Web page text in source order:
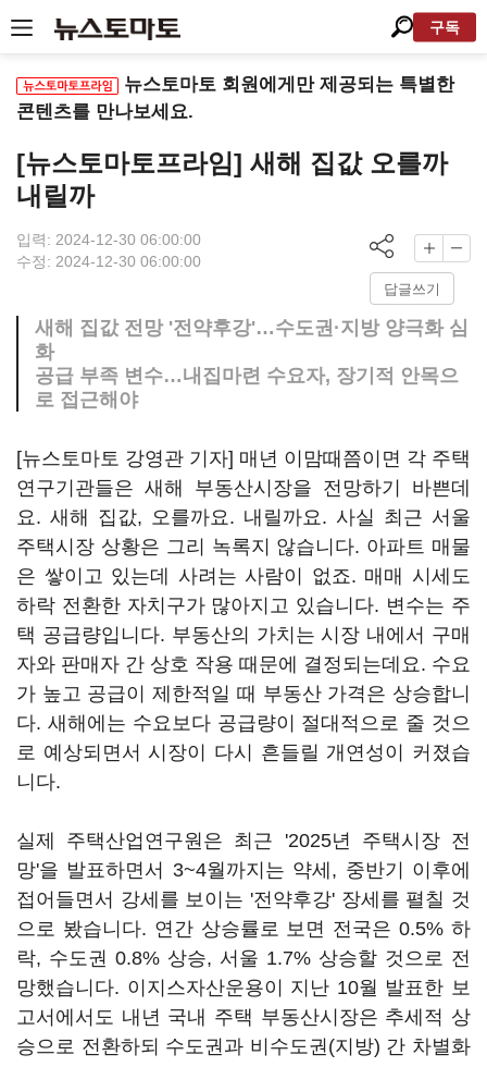
구독
뉴스토마토 회원에게만 제공되는 특별한
콘텐츠를 만나보세요.
[뉴스토마토프라임] 새해 집값 오를까
내릴까
입력: 2024-12-30 06:00:00
수정: 2024-12-30 06:00:00
답글쓰기
새해 집값 전망 '전약후강'…수도권·지방 양극화 심
화
공급 부족 변수…내집마련 수요자, 장기적 안목으
로 접근해야
[뉴스토마토 강영관 기자] 매년 이맘때쯤이면 각 주택
연구기관들은 새해 부동산시장을 전망하기 바쁜데
요. 새해 집값, 오를까요. 내릴까요. 사실 최근 서울
주택시장 상황은 그리 녹록지 않습니다. 아파트 매물
은 쌓이고 있는데 사려는 사람이 없죠. 매매 시세도
하락 전환한 자치구가 많아지고 있습니다. 변수는 주
택 공급량입니다. 부동산의 가치는 시장 내에서 구매
자와 판매자 간 상호 작용 때문에 결정되는데요. 수요
가 높고 공급이 제한적일 때 부동산 가격은 상승합니
다. 새해에는 수요보다 공급량이 절대적으로 줄 것으
로 예상되면서 시장이 다시 흔들릴 개연성이 커졌습
니다.
실제 주택산업연구원은 최근 '2025년 주택시장 전
망'을 발표하면서 3~4월까지는 약세, 중반기 이후에
접어들면서 강세를 보이는 '전약후강' 장세를 펼칠 것
으로 봤습니다. 연간 상승률로 보면 전국은 0.5% 하
락, 수도권 0.8% 상승, 서울 1.7% 상승할 것으로 전
망했습니다. 이지스자산운용이 지난 10월 발표한 보
고서에서도 내년 국내 주택 부동산시장은 추세적 상
승으로 전환하되 수도권과 비수도권(지방) 간 차별화